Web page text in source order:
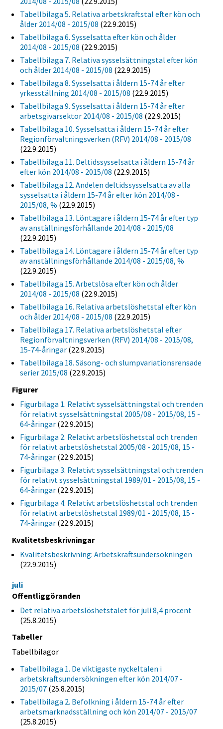
Tabellbilaga 5. Relativa arbetskraftstal efter kön och
ålder 2014/08 - 2015/08 (22.9.2015)
Tabellbilaga 6. Sysselsatta efter kön och ålder
2014/08 - 2015/08 (22.9.2015)
Tabellbilaga 7. Relativa sysselsättningstal efter kön
och ålder 2014/08 - 2015/08 (22.9.2015)
Tabellbilaga 8. Sysselsatta i åldern 15-74 år efter
yrkesställning 2014/08 - 2015/08 (22.9.2015)
Tabellbilaga 9. Sysselsatta i åldern 15-74 år efter
arbetsgivarsektor 2014/08 - 2015/08 (22.9.2015)
Tabellbilaga 10. Sysselsatta i åldern 15-74 år efter
Regionförvaltningsverken (RFV) 2014/08 - 2015/08
(22.9.2015)
Tabellbilaga 11. Deltidssysselsatta i åldern 15-74 år
efter kön 2014/08 - 2015/08 (22.9.2015)
Tabellbilaga 12. Andelen deltidssysselsatta av alla
sysselsatta i åldern 15-74 år efter kön 2014/08 -
2015/08, % (22.9.2015)
Tabellbilaga 13. Löntagare i åldern 15-74 år efter typ
av anställningsförhållande 2014/08 - 2015/08
(22.9.2015)
Tabellbilaga 14. Löntagare i åldern 15-74 år efter typ
av anställningsförhållande 2014/08 - 2015/08, %
(22.9.2015)
Tabellbilaga 15. Arbetslösa efter kön och ålder
2014/08 - 2015/08 (22.9.2015)
Tabellbilaga 16. Relativa arbetslöshetstal efter kön
och ålder 2014/08 - 2015/08 (22.9.2015)
Tabellbilaga 17. Relativa arbetslöshetstal efter
Regionförvaltningsverken (RFV) 2014/08 - 2015/08,
15-74-åringar (22.9.2015)
Tabellbilaga 18. Säsong- och slumpvariationsrensade
serier 2015/08 (22.9.2015)
Figurer
Figurbilaga 1. Relativt sysselsättningstal och trenden
för relativt sysselsättningstal 2005/08 - 2015/08, 15 -
64-åringar (22.9.2015)
Figurbilaga 2. Relativt arbetslöshetstal och trenden
för relativt arbetslöshetstal 2005/08 - 2015/08, 15 -
74-åringar (22.9.2015)
Figurbilaga 3. Relativt sysselsättningstal och trenden
för relativt sysselsättningstal 1989/01 - 2015/08, 15 -
64-åringar (22.9.2015)
Figurbilaga 4. Relativt arbetslöshetstal och trenden
för relativt arbetslöshetstal 1989/01 - 2015/08, 15 -
74-åringar (22.9.2015)
Kvalitetsbeskrivningar
Kvalitetsbeskrivning: Arbetskraftsundersökningen
(22.9.2015)
juli
Offentliggöranden
Det relativa arbetslöshetstalet för juli 8,4 procent
(25.8.2015)
Tabeller
Tabellbilagor
Tabellbilaga 1. De viktigaste nyckeltalen i
arbetskraftsundersökningen efter kön 2014/07 -
2015/07 (25.8.2015)
Tabellbilaga 2. Befolkning i åldern 15-74 år efter
arbetsmarknadsställning och kön 2014/07 - 2015/07
(25.8.2015)